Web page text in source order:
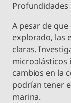
Profundidades
A pesar de
explorado, las
claras.
microplásticos
cambios en la
podrían tener
marina.